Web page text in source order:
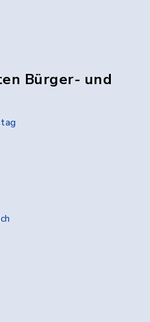
Bürger- und